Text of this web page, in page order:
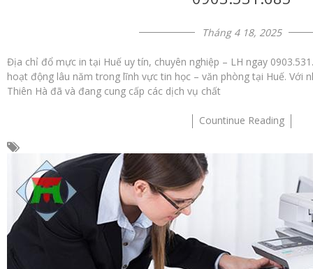
Tháng 4 18, 2025
Địa chỉ đổ mực in tại Huế uy tín, chuyên nghiệp – LH ngay
hoạt động lâu năm trong lĩnh vực tin học – văn phòng tại Huế. Với
Thiên Hà đã và đang cung cấp các dịch vụ chất
Countinue Reading